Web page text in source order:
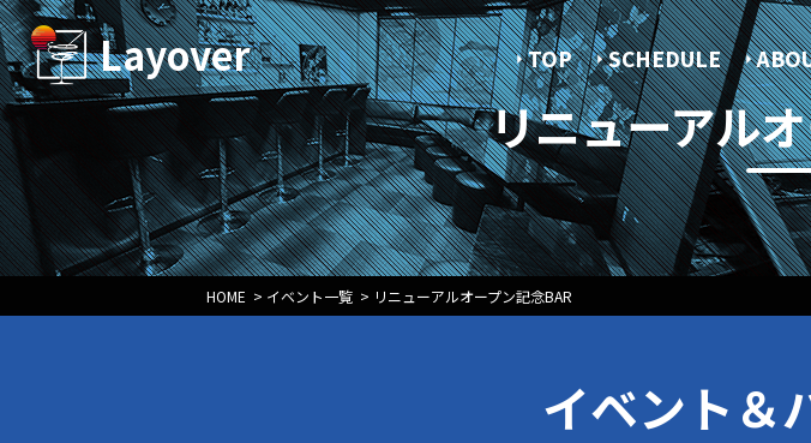
Layover
リニューアル
TOP SCHEDULE
HOME > イベント一覧 > リニューアルオープン記念BAR
イベント＆